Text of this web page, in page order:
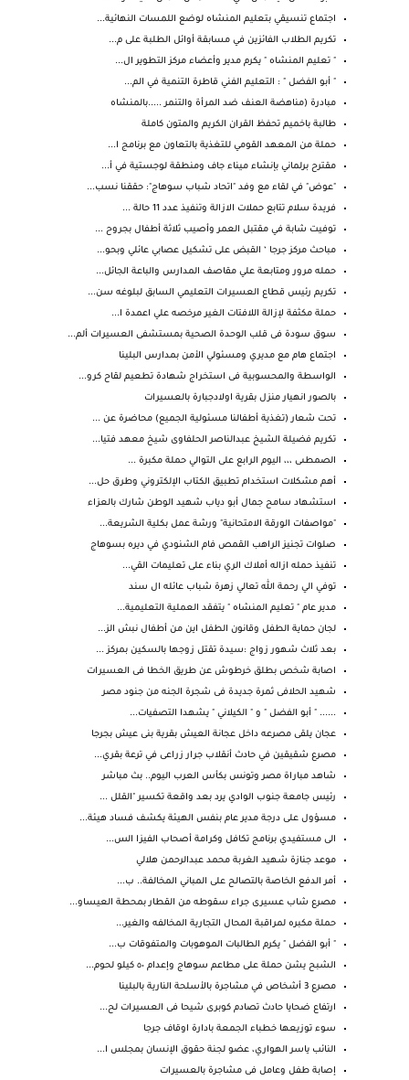
اجتماع تنسيقي بتعليم المنشاه لوضع اللمسات النهائية...
تكريم الطلاب الفائزين في مسابقة أوائل الطلبة على م...
" تعليم المنشاه " يكرم مدير وأعضاء مركز التطوير ال...
" أبو الفضل " : التعليم الفني قاطرة التنمية في الم...
مبادرة (مناهضة العنف ضد المرأة والتنمر .....بالمنشاه
طالبة باخميم تحفظ القران الكريم والمتون كاملة
حملة من المعهد القومي للتغذية بالتعاون مع برنامج ا...
مقترح برلماني بإنشاء ميناء جاف ومنطقة لوجستية في أ...
"عوض" في لقاء مع وفد "اتحاد شباب سوهاج": حققنا نسب...
فريدة سلام تتابع حملات الازالة وتنفيذ عدد 11 حالة ...
توفيت شابة في مقتبل العمر وأصيب ثلاثة أطفال بجروح ...
مباحث مركز جرجا ‘ القبض على تشكيل عصابي عائلي وبحو...
حمله مرور ومتابعة علي مقاصف المدارس والباعة الجائل...
تكريم رئيس قطاع العسيرات التعليمي السابق لبلوغه سن...
حملة مكثفة لإزالة اللافتات الغير مرخصه علي اعمدة ا...
سوق سودة فى قلب الوحدة الصحية بمستشفى العسيرات ألم...
اجتماع هام مع مديري ومسئولي الأمن بمدارس البلينا
الواسطة والمحسوبية فى استخراج شهادة تطعيم لقاح كرو...
بالصور انهيار منزل بقرية اولادجبارة بالعسيرات
تحت شعار (تغذية أطفالنا مسئولية الجميع) محاضرة عن ...
تكريم فضيلة الشيخ عبدالناصر الحلفاوى شيخ معهد فتيا...
الصمطىى ،،، اليوم الرابع على التوالي حملة مكبرة ...
أهم مشكلات استخدام تطبيق الكتاب الإلكتروني وطرق حل...
استشهاد سامح جمال أبو دياب شهيد الوطن شارك بالعزاء
"مواصفات الورقة الامتحانية" ورشة عمل بكلية الشريعة...
صلوات تجنيز الراهب القمص فام الشنودي في ديره بسوهاج
تنفيذ حمله ازاله أملاك الري بناء على تعليمات القي...
توفي الي رحمة الله تعالي زهرة شباب عائله ال سند
مدير عام " تعليم المنشاه " يتفقد العملية التعليمية...
لجان حماية الطفل وقانون الطفل اين من أطفال نبش الز...
بعد ثلاث شهور زواج :سيدة تقتل زوجها بالسكين بمركز ...
اصابة شخص بطلق خرطوش عن طريق الخطا فى العسيرات
شهيد الحلافى ثمرة جديدة فى شجرة الجنه من جنود مصر
...... " أبو الفضل " و " الكيلاني " يشهدا التصفيات...
عجان يلقى مصرعه داخل عجانة العيش بقرية بنى عيش بجرجا
مصرع شقيقين في حادث أنقلاب جرار زراعى في ترعة بقري...
شاهد مباراة مصر وتونس بكأس العرب اليوم.. بث مباشر
رئيس جامعة جنوب الوادي يرد بعد واقعة تكسير "القلل ...
مسؤول على درجة مدير عام بنفس الهيئة يكشف فساد هيئة...
الى مستفيدي برنامج تكافل وكرامة أصحاب الفيزا الس...
موعد جنازة شهيد الغربة محمد عبدالرحمن هلالي
أمر الدفع الخاصة بالتصالح على المباني المخالفة.. ب...
مصرع شاب عسيرى جراء سقوطه من القطار بمحطة العيساو...
حملة مكبره لمراقبة المحال التجارية المخالفه والغير...
" أبو الفضل " يكرم الطالبات الموهوبات والمتفوقات ب...
الشبح يشن حملة على مطاعم سوهاج وإعدام ٥٠ كيلو لحوم...
مصرع 3 أشخاص في مشاجرة بالأسلحة النارية بالبلينا
ارتفاع ضحايا حادث تصادم كوبرى شيحا فى العسيرات لح...
سوء توزيعها خطباء الجمعة بادارة اوقاف جرجا
النائب ياسر الهواري، عضو لجنة حقوق الإنسان بمجلس ا...
إصابة طفل وعامل فى مشاجرة بالعسيرات